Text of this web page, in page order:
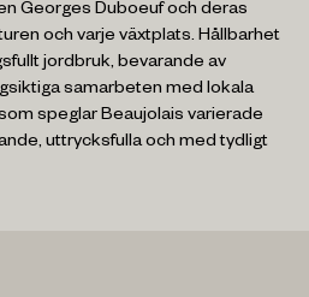
Georges Duboeuf och deras
och varje växtplats. Hållbarhet
jordbruk, bevarande av
samarbeten med lokala
speglar Beaujolais varierade
uttrycksfulla och med tydligt